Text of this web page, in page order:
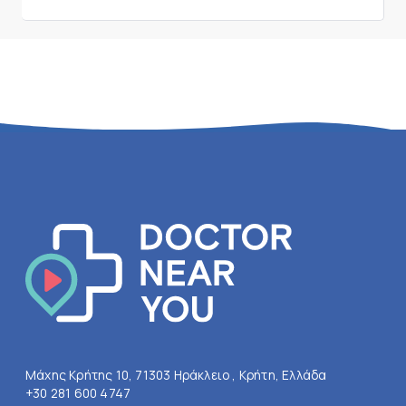
Μάχης Κρήτης 10, 71303 Ηράκλειο , Κρήτη, Ελλάδα
+30 281 600 4747